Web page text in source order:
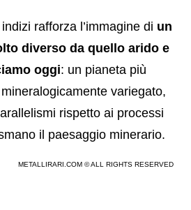
rafforza l’immagine di un
diverso da quello arido e
oggi: un pianeta più
variegato,
rispetto ai processi
il paesaggio minerario.
METALLIRARI.COM © ALL RIGHTS RESERVED